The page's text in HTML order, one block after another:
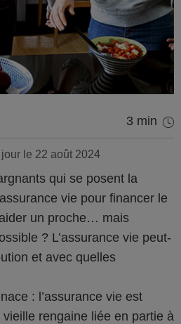
3 min
le 22 août 2024
qui se posent la
vie pour financer le
aider un proche… mais
? L’assurance vie peut-
et avec quelles
: l’assurance vie est
rengaine liée en partie à